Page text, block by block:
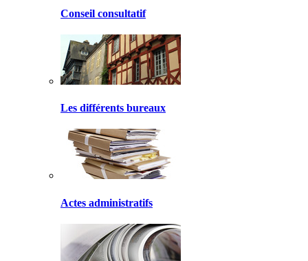
Conseil consultatif
Les différents bureaux
Actes administratifs